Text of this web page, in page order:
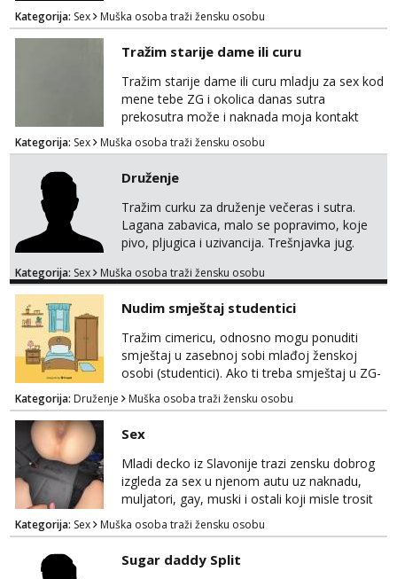
Kategorija: Sex Muška osoba traži žensku osobu
Tražim starije dame ili curu
Tražim starije dame ili curu mladju za sex kod
mene tebe ZG i okolica danas sutra
prekosutra može i naknada moja kontakt
WhatsApp SMS poziv prednosti imaju starije
091 2504 794
Kategorija: Sex Muška osoba traži žensku osobu
Druženje
Tražim curku za druženje večeras i sutra.
Lagana zabavica, malo se popravimo, koje
pivo, pljugica i uzivancija. Trešnjavka jug.
thing of the past We're jammin' And I hope
Kategorija: Sex Muška osoba traži žensku osobu
Nudim smještaj studentici
Tražim cimericu, odnosno mogu ponuditi
smještaj u zasebnoj sobi mlađoj ženskoj
osobi (studentici). Ako ti treba smještaj u ZG-
u, a ne želiš plaćati sobu i tako malo uštedjeti,
javi se na mail.
Kategorija: Druženje Muška osoba traži žensku osobu
Sex
Mladi decko iz Slavonije trazi zensku dobrog
izgleda za sex u njenom autu uz naknadu,
muljatori, gay, muski i ostali koji misle trosit
vrijeme na pisanje mogu zaobic oglas, ako si
slavonije i zainteresirana da te punim negdje
u mraku u tvom autu javi se na whatsapp
porukom 098 199 1895.
Kategorija: Sex Muška osoba traži žensku osobu
Sugar daddy Split